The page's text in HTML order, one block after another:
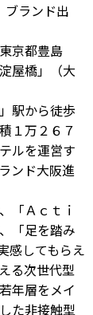
ランド出
京都豊島
屋橋」（大
駅から徒歩
１万２６７
ルを運営す
ンド大阪進
Ａｃｔｉ
「足を踏み
感してもらえ
る次世代型
年層をメイ
た非接触型